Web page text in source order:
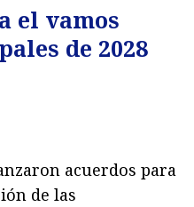
el vamos
de 2028
acuerdos para
de las